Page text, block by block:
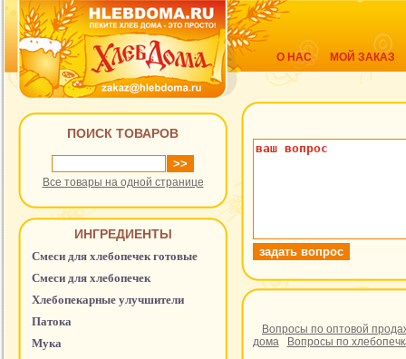
О НАС МОЙ ЗАКАЗ
ПОИСК ТОВАРОВ
Все товары на одной странице
ИНГРЕДИЕНТЫ
Смеси для хлебопечек готовые
Смеси для хлебопечек
Хлебопекарные улучшители
Патока
Мука
Вопросы по оптовой
дома
Вопросы по